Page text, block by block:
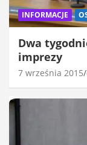
INFORMACJE
Dwa
imprezy
7 września 2015